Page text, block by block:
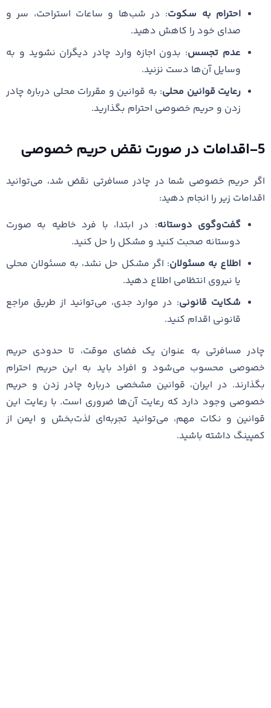
احترام به سکوت: در شب‌ها و ساعات استراحت، سر و
صدای خود را کاهش دهید.
عدم تجسس: بدون اجازه وارد چادر دیگران نشوید و به
وسایل آن‌ها دست نزنید.
رعایت قوانین محلی: به قوانین و مقررات محلی درباره چادر
زدن و حریم خصوصی احترام بگذارید.
5-اقدامات در صورت نقض حریم خصوصی
اگر حریم خصوصی شما در چادر مسافرتی نقض شد، می‌توانید
اقدامات زیر را انجام دهید:
گفت‌وگوی دوستانه: در ابتدا، با فرد خاطیه به صورت
دوستانه صحبت کنید و مشکل را حل کنید.
اطلاع به مسئولان: اگر مشکل حل نشد، به مسئولان محلی
یا نیروی انتظامی اطلاع دهید.
شکایت قانونی: در موارد جدی، می‌توانید از طریق مراجع
قانونی اقدام کنید.
چادر مسافرتی به عنوان یک فضای موقت، تا حدودی حریم
خصوصی محسوب می‌شود و افراد باید به این حریم احترام
بگذارند. در ایران، قوانین مشخصی درباره چادر زدن و حریم
خصوصی وجود دارد که رعایت آن‌ها ضروری است. با رعایت این
قوانین و نکات مهم، می‌توانید تجربه‌ای لذت‌بخش و ایمن از
کمپینگ داشته باشید.